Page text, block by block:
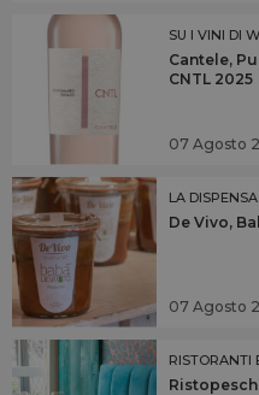
SU I VINI DI
Cantele,
CNTL 2025
07 Agosto
LA DISPENSA
De Vivo,
07 Agosto
RISTORANTI